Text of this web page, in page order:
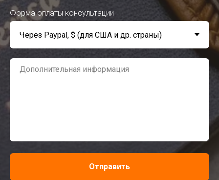
Форма оплаты консультации
Отправить